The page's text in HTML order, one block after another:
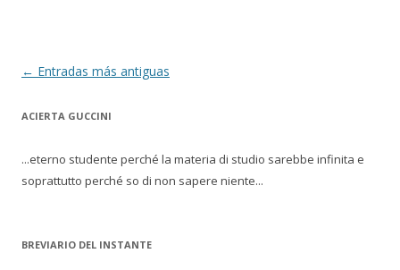
Navegación de entradas
← Entradas más antiguas
ACIERTA GUCCINI
...eterno studente perché la materia di studio sarebbe infinita e
soprattutto perché so di non sapere niente...
BREVIARIO DEL INSTANTE